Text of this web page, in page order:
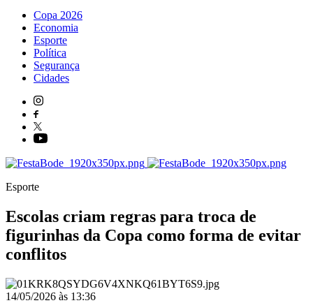
Copa 2026
Economia
Esporte
Política
Segurança
Cidades
Esporte
Escolas criam regras para troca de
figurinhas da Copa como forma de evitar
conflitos
14/05/2026 às 13:36